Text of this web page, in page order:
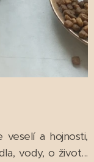
a hojnosti,
vody, o život...